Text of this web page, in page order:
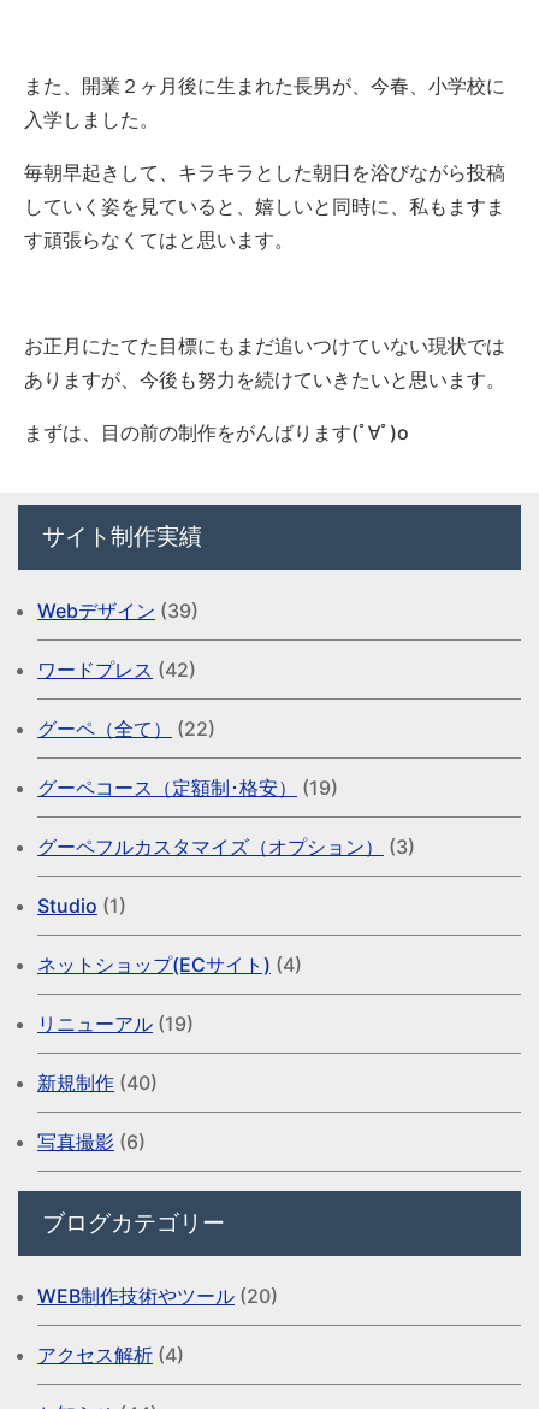
また、開業２ヶ月後に生まれた長男が、今春、小学校に
入学しました。
毎朝早起きして、キラキラとした朝日を浴びながら投稿
していく姿を見ていると、嬉しいと同時に、私もますま
す頑張らなくてはと思います。
お正月にたてた目標にもまだ追いつけていない現状では
ありますが、今後も努力を続けていきたいと思います。
まずは、目の前の制作をがんばります(ﾟ∀ﾟ)o
サイト制作実績
Webデザイン (39)
ワードプレス (42)
グーペ（全て） (22)
グーペコース（定額制･格安） (19)
グーペフルカスタマイズ（オプション） (3)
Studio (1)
ネットショップ(ECサイト) (4)
リニューアル (19)
新規制作 (40)
写真撮影 (6)
ブログカテゴリー
WEB制作技術やツール (20)
アクセス解析 (4)